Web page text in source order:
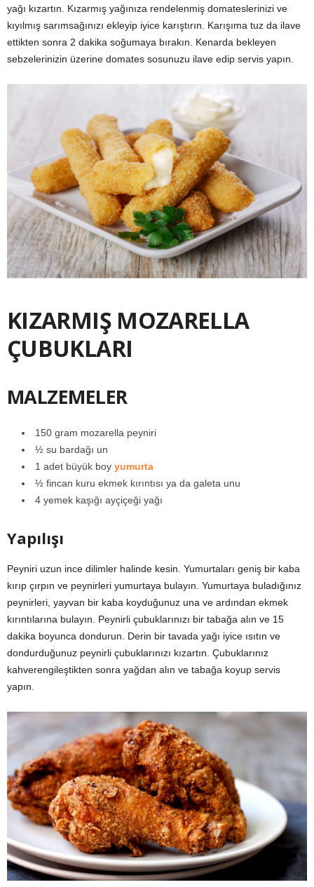
yağı kızartın. Kızarmış yağınıza rendelenmiş domateslerinizi ve
kıyılmış sarımsağınızı ekleyip iyice karıştırın. Karışıma tuz da ilave
ettikten sonra 2 dakika soğumaya bırakın. Kenarda bekleyen
sebzelerinizin üzerine domates sosunuzu ilave edip servis yapın.
KIZARMIŞ MOZARELLA
ÇUBUKLARI
MALZEMELER
150 gram mozarella peyniri
½ su bardağı un
1 adet büyük boy yumurta
½ fincan kuru ekmek kırıntısı ya da galeta unu
4 yemek kaşığı ayçiçeği yağı
Yapılışı
Peyniri uzun ince dilimler halinde kesin. Yumurtaları geniş bir kaba
kırıp çırpın ve peynirleri yumurtaya bulayın. Yumurtaya buladığınız
peynirleri, yayvan bir kaba koyduğunuz una ve ardından ekmek
kırıntılarına bulayın. Peynirli çubuklarınızı bir tabağa alın ve 15
dakika boyunca dondurun. Derin bir tavada yağı iyice ısıtın ve
dondurduğunuz peynirli çubuklarınızı kızartın. Çubuklarınız
kahverengileştikten sonra yağdan alın ve tabağa koyup servis
yapın.